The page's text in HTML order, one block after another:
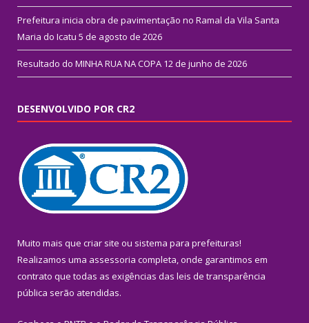
Prefeitura inicia obra de pavimentação no Ramal da Vila Santa
Maria do Icatu 5 de agosto de 2026
Resultado do MINHA RUA NA COPA 12 de junho de 2026
DESENVOLVIDO POR CR2
Muito mais que criar site ou sistema para prefeituras!
Realizamos uma assessoria completa, onde garantimos em
contrato que todas as exigências das leis de transparência
pública serão atendidas.